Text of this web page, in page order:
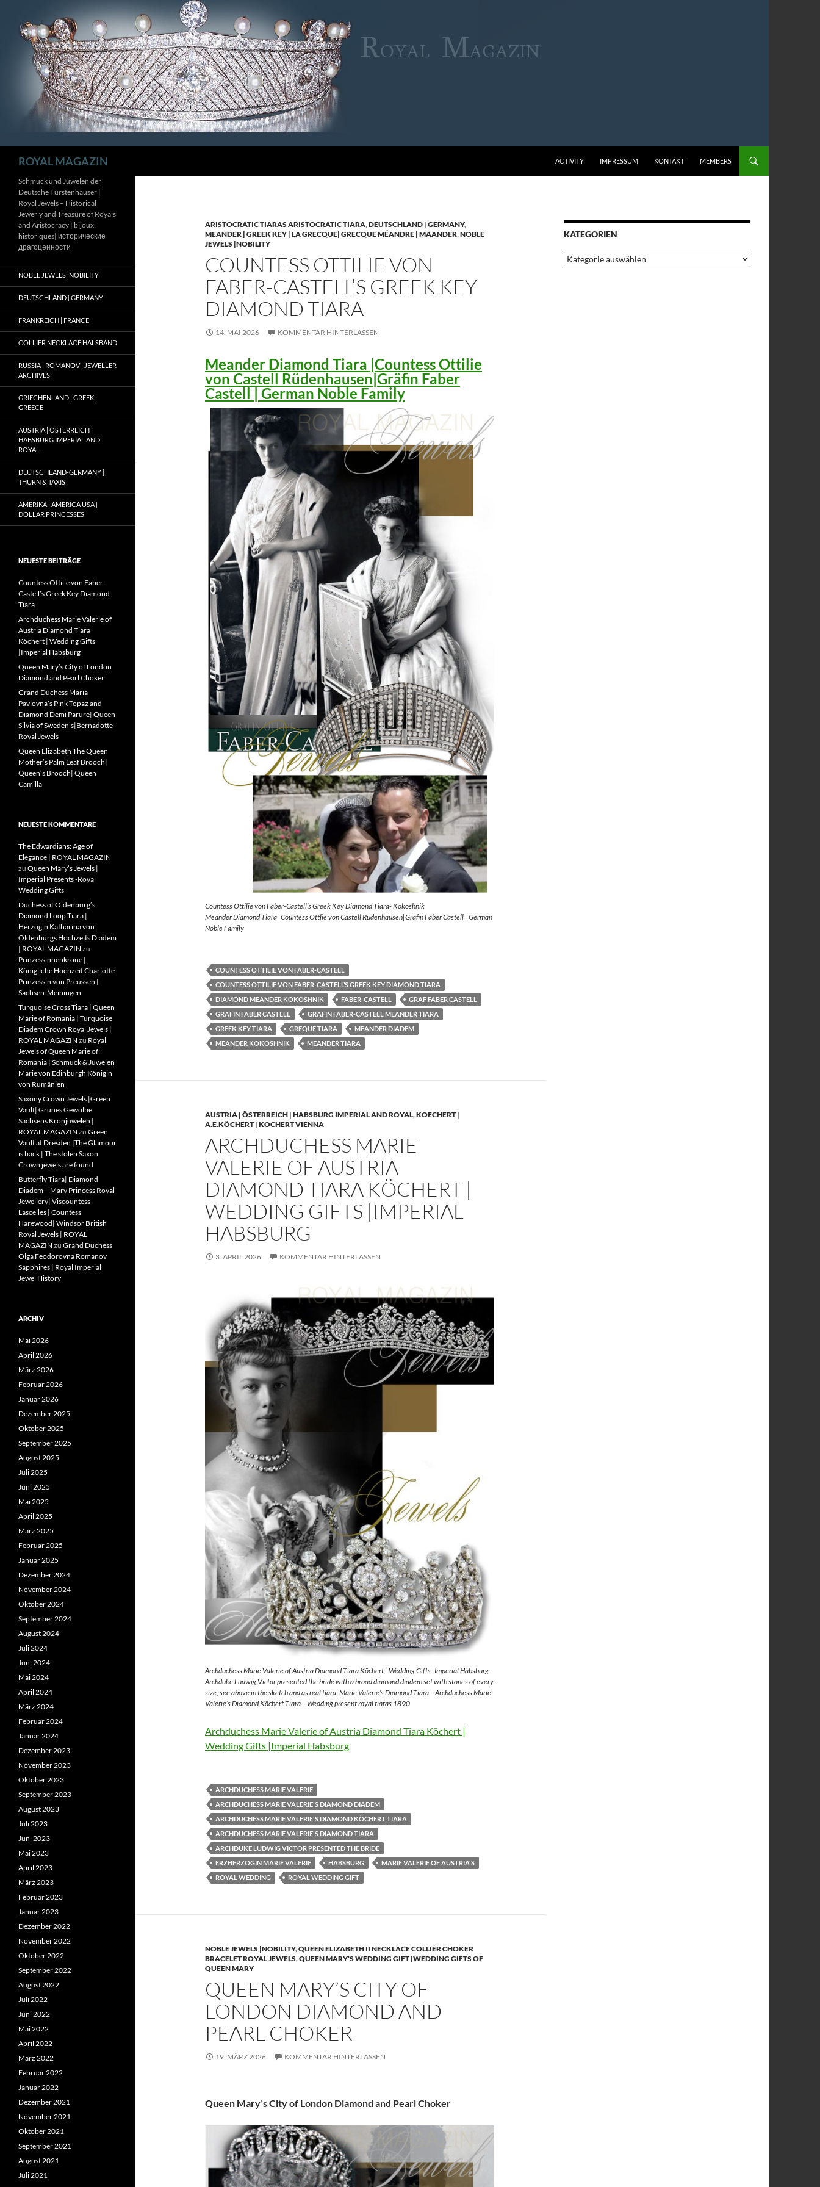
Inhalt
springen
ROYAL MAGAZIN ACTIVITY IMPRESSUM KONTAKT MEMBERS
ARISTOCRATIC TIARAS ARISTOCRATIC TIARA,DEUTSCHLAND | GERMANY,
MEANDER | GREEK KEY | LA GRECQUE| GRECQUE MÉANDRE | MÄANDER,NOBLE
JEWELS |NOBILITY
COUNTESS OTTILIE VON
FABER-CASTELL’S GREEK KEY
DIAMOND TIARA
14. MAI 2026 KOMMENTAR HINTERLASSEN
Meander Diamond Tiara |Countess Ottilie
von Castell Rüdenhausen|Gräfin Faber
Castell | German Noble Family
Countess Ottilie von Faber-Castell’s Greek Key Diamond Tiara- Kokoshnik
Meander Diamond Tiara |Countess Ottlie von Castell Rüdenhausen|Gräfin Faber Castell | German
Noble Family
COUNTESS OTTILIE VON FABER-CASTELL
COUNTESS OTTILIE VON FABER-CASTELL’S GREEK KEY DIAMOND TIARA
DIAMOND MEANDER KOKOSHNIK
FABER-CASTELL
GRAF FABER CASTELL
GRÄFIN FABER CASTELL
GRÄFIN FABER-CASTELL MEANDER TIARA
GREEK KEY TIARA
GREQUE TIARA
MEANDER DIADEM
MEANDER KOKOSHNIK
MEANDER TIARA
AUSTRIA | ÖSTERREICH | HABSBURG IMPERIAL AND ROYAL,KOECHERT |
A.E.KÖCHERT | KOCHERT VIENNA
ARCHDUCHESS MARIE
VALERIE OF AUSTRIA
DIAMOND TIARA KÖCHERT |
WEDDING GIFTS |IMPERIAL
HABSBURG
3. APRIL 2026 KOMMENTAR HINTERLASSEN
Archduchess Marie Valerie of Austria Diamond Tiara Köchert | Wedding Gifts |Imperial Habsburg
Archduke Ludwig Victor presented the bride with a broad diamond diadem set with stones of every
size, see above in the sketch and as real tiara. Marie Valerie’s Diamond Tiara – Archduchess Marie
Valerie’s Diamond Köchert Tiara – Wedding present royal tiaras 1890
Archduchess Marie Valerie of Austria Diamond Tiara Köchert |
Wedding Gifts |Imperial Habsburg
ARCHDUCHESS MARIE VALERIE
ARCHDUCHESS MARIE VALERIE'S DIAMOND DIADEM
ARCHDUCHESS MARIE VALERIE'S DIAMOND KÖCHERT TIARA
ARCHDUCHESS MARIE VALERIE'S DIAMOND TIARA
ARCHDUKE LUDWIG VICTOR PRESENTED THE BRIDE
ERZHERZOGIN MARIE VALERIE
HABSBURG
MARIE VALERIE OF AUSTRIA'S
ROYAL WEDDING
ROYAL WEDDING GIFT
NOBLE JEWELS |NOBILITY,QUEEN ELIZABETH II NECKLACE COLLIER CHOKER
BRACELET ROYAL JEWELS,QUEEN MARY'S WEDDING GIFT |WEDDING GIFTS OF
QUEEN MARY
QUEEN MARY’S CITY OF
LONDON DIAMOND AND
PEARL CHOKER
19. MÄRZ 2026 KOMMENTAR HINTERLASSEN
Queen Mary’s City of London Diamond and Pearl Choker
KATEGORIEN
Kategorien
Schmuck und Juwelen der
Deutsche Fürstenhäuser |
Royal Jewels – Historical
Jewerly and Treasure of Royals
and Aristocracy | bijoux
historiques| исторические
драгоценности
NOBLE JEWELS |NOBILITY
DEUTSCHLAND | GERMANY
FRANKREICH | FRANCE
COLLIER NECKLACE HALSBAND
RUSSIA | ROMANOV | JEWELLER
ARCHIVES
GRIECHENLAND | GREEK |
GREECE
AUSTRIA | ÖSTERREICH |
HABSBURG IMPERIAL AND
ROYAL
DEUTSCHLAND-GERMANY |
THURN & TAXIS
AMERIKA | AMERICA USA |
DOLLAR PRINCESSES
NEUESTE BEITRÄGE
Countess Ottilie von Faber-
Castell’s Greek Key Diamond
Tiara
Archduchess Marie Valerie of
Austria Diamond Tiara
Köchert | Wedding Gifts
|Imperial Habsburg
Queen Mary’s City of London
Diamond and Pearl Choker
Grand Duchess Maria
Pavlovna’s Pink Topaz and
Diamond Demi Parure| Queen
Silvia of Sweden’s|Bernadotte
Royal Jewels
Queen Elizabeth The Queen
Mother’s Palm Leaf Brooch|
Queen’s Brooch| Queen
Camilla
NEUESTE KOMMENTARE
The Edwardians: Age of
Elegance | ROYAL MAGAZIN
zu Queen Mary’s Jewels |
Imperial Presents -Royal
Wedding Gifts
Duchess of Oldenburg’s
Diamond Loop Tiara |
Herzogin Katharina von
Oldenburgs Hochzeits Diadem
| ROYAL MAGAZIN zu
Prinzessinnenkrone |
Königliche Hochzeit Charlotte
Prinzessin von Preussen |
Sachsen-Meiningen
Turquoise Cross Tiara | Queen
Marie of Romania | Turquoise
Diadem Crown Royal Jewels |
ROYAL MAGAZIN zu Royal
Jewels of Queen Marie of
Romania | Schmuck & Juwelen
Marie von Edinburgh Königin
von Rumänien
Saxony Crown Jewels |Green
Vault| Grünes Gewölbe
Sachsens Kronjuwelen |
ROYAL MAGAZIN zu Green
Vault at Dresden |The Glamour
is back | The stolen Saxon
Crown jewels are found
Butterfly Tiara| Diamond
Diadem – Mary Princess Royal
Jewellery| Viscountess
Lascelles | Countess
Harewood| Windsor British
Royal Jewels | ROYAL
MAGAZIN zu Grand Duchess
Olga Feodorovna Romanov
Sapphires | Royal Imperial
Jewel History
ARCHIV
Mai 2026
April 2026
März 2026
Februar 2026
Januar 2026
Dezember 2025
Oktober 2025
September 2025
August 2025
Juli 2025
Juni 2025
Mai 2025
April 2025
März 2025
Februar 2025
Januar 2025
Dezember 2024
November 2024
Oktober 2024
September 2024
August 2024
Juli 2024
Juni 2024
Mai 2024
April 2024
März 2024
Februar 2024
Januar 2024
Dezember 2023
November 2023
Oktober 2023
September 2023
August 2023
Juli 2023
Juni 2023
Mai 2023
April 2023
März 2023
Februar 2023
Januar 2023
Dezember 2022
November 2022
Oktober 2022
September 2022
August 2022
Juli 2022
Juni 2022
Mai 2022
April 2022
März 2022
Februar 2022
Januar 2022
Dezember 2021
November 2021
Oktober 2021
September 2021
August 2021
Juli 2021